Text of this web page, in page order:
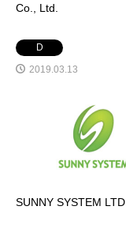
Co., Ltd.
D
2019.03.13
SUNNY SYSTEM LTD